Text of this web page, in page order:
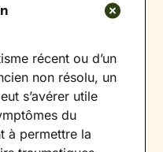
récent ou d’un
non résolu, un
s’avérer utile
du
à permettre la